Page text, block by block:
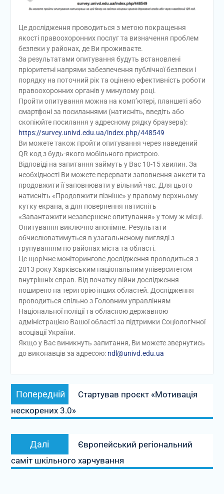
Це дослідження проводиться з метою покращення
якості правоохоронних послуг та визначення проблем
безпеки у районах, де Ви проживаєте.
За результатами опитування будуть встановлені
пріоритетні напрями забезпечення публічної безпеки і
порядку на поточний рік та оцінено ефективність роботи
правоохоронних органів у минулому році.
Пройти опитування можна на комп’ютері, планшеті або
смартфоні за посиланнями (натисніть, введіть або
скопіюйте посилання у адресному рядку браузера):
https://survey.univd.edu.ua/index.php/448549
Ви можете також пройти опитування через наведений
QR код з будь-якого мобільного пристрою.
Відповіді на запитання займуть у Вас 10-15 хвилин. За
необхідності Ви можете перервати заповнення анкети та
продовжити її заповнювати у вільний час. Для цього
натисніть «Продовжити пізніше» у правому верхньому
кутку екрана, а для повернення натисніть
«Завантажити незавершене опитування» у тому ж місці.
Опитування виключно анонімне. Результати
обчислюватимуться в узагальненому вигляді з
групуванням по районах міста та області.
Це щорічне моніторингове дослідження проводиться з
2013 року Харківським національним університетом
внутрішніх справ. Від початку війни дослідження
поширено на територію інших областей. Дослідження
проводиться спільно з Головним управлінням
Національної поліції та обласною державною
адміністрацією Вашої області за підтримки Соціологічної
асоціації України.
Якщо у Вас виникнуть запитання, Ви можете звернутись
до виконавців за адресою: ndl@univd.edu.ua
Навігація
записів
Попередній
запис:
Стартував проєкт «Мотивація
нескорених 3.0»
Далі
запис:
Європейський регіональний
саміт шкільного харчування